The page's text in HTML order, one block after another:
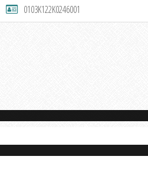
0103K122K0246001